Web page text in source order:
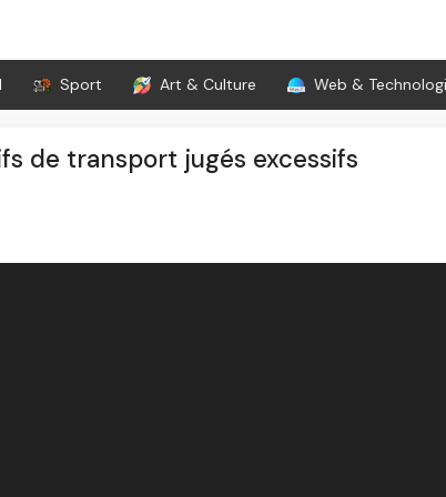
Sport Art & Culture Web &
de transport jugés excessifs